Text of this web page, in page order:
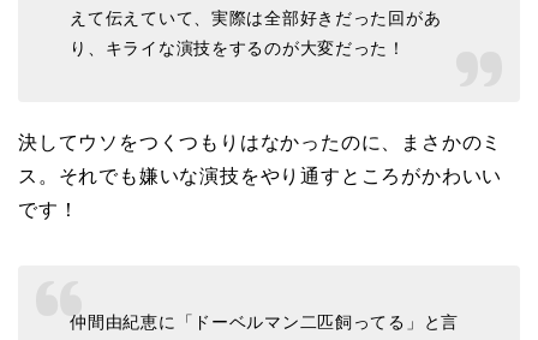
えて伝えていて、実際は全部好きだった回があ
り、キライな演技をするのが大変だった！
決してウソをつくつもりはなかったのに、まさかのミ
ス。それでも嫌いな演技をやり通すところがかわいい
です！
仲間由紀恵に「ドーベルマン二匹飼ってる」と言